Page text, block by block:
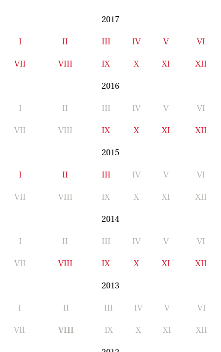
2017
I II III IV V VI
VII VIII IX X XI XII
2016
I II III IV V VI
VII VIII IX X XI XII
2015
I II III IV V VI
VII VIII IX X XI XII
2014
I II III IV V VI
VII VIII IX X XI XII
2013
I II III IV V VI
VII VIII IX X XI XII